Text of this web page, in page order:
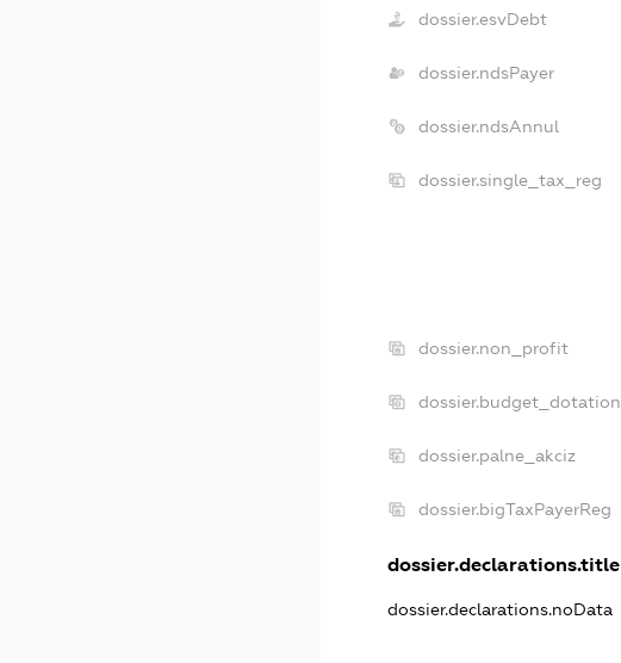
dossier.esvDebt
dossier.ndsPayer
dossier.ndsAnnul
dossier.single_tax_reg
dossier.non_profit
dossier.budget_dotation
dossier.palne_akciz
dossier.bigTaxPayerReg
dossier.declarations.title
dossier.declarations.noData